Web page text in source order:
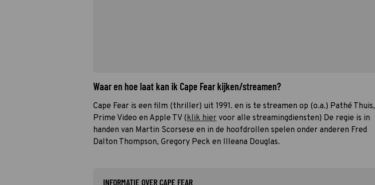
Waar en hoe laat kan ik Cape Fear kijken/streamen?
Cape Fear is een film (thriller) uit 1991. en is te streamen op (o.a.) Pathé Thuis,
Prime Video en Apple TV (klik hier voor alle streamingdiensten) De regie is in
handen van Martin Scorsese en in de hoofdrollen spelen onder anderen Fred
Dalton Thompson, Gregory Peck en Illeana Douglas.
INFORMATIE OVER CAPE FEAR